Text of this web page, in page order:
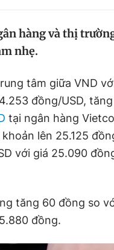
hàng và thị
nhẹ.
tâm giữa VND
đồng/USD,
tại ngân hàng
khoản lên 25.125
với giá 25.090
tăng 60 đồng so
đồng.